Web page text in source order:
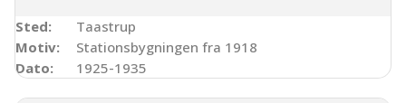
Sted:
Taastrup
Motiv:
Stationsbygningen fra 1918
Dato:
1925-1935